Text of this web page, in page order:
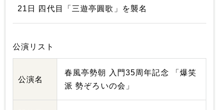
21日 四代目「三遊亭圓歌」を襲名
公演リスト
公演名
春風亭勢朝 入門35周年記念 「爆笑
派 勢ぞろいの会」